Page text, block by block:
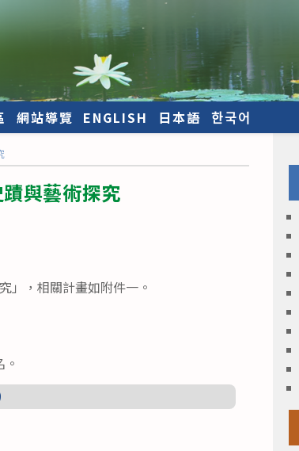
網站導覽 ENGLISH 日本語 한국어
與藝術探究
」，相關計畫如附件一。